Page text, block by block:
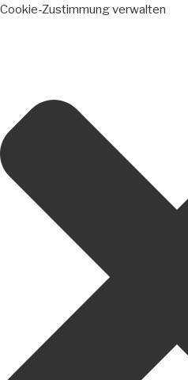
Cookie-Zustimmung verwalten